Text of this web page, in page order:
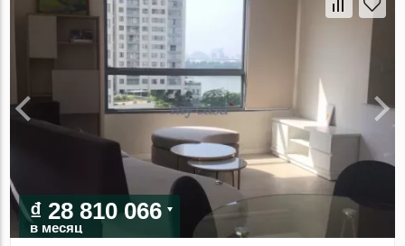
₫ 28 810 066
в месяц